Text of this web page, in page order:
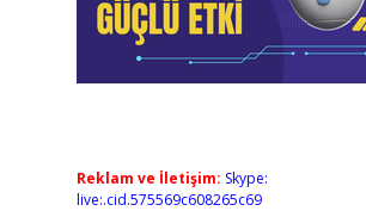
Reklam ve İletişim: Skype:
live:.cid.575569c608265c69